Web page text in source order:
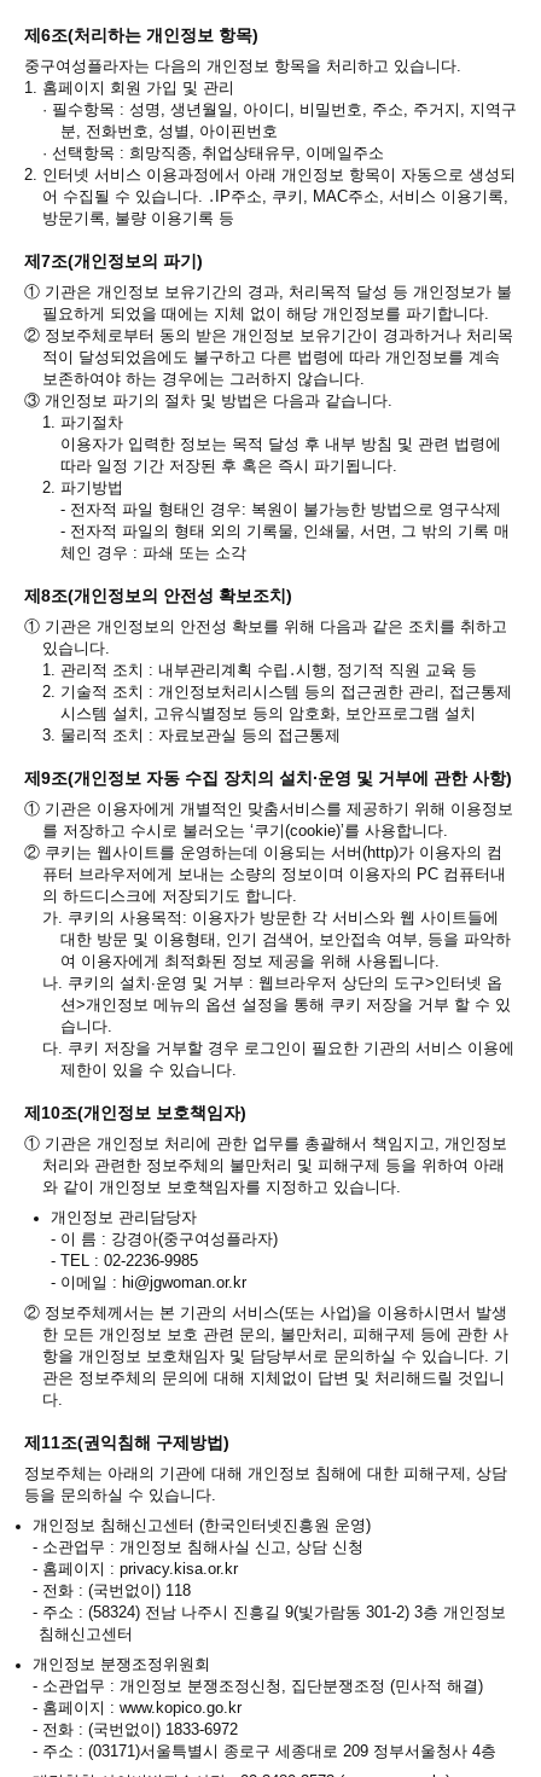
제6조(처리하는 개인정보 항목)
중구여성플라자는 다음의 개인정보 항목을 처리하고 있습니다.
1. 홈페이지 회원 가입 및 관리
· 필수항목 : 성명, 생년월일, 아이디, 비밀번호, 주소, 주거지, 지역구
분, 전화번호, 성별, 아이핀번호
· 선택항목 : 희망직종, 취업상태유무, 이메일주소
2. 인터넷 서비스 이용과정에서 아래 개인정보 항목이 자동으로 생성되
어 수집될 수 있습니다. ․IP주소, 쿠키, MAC주소, 서비스 이용기록,
방문기록, 불량 이용기록 등
제7조(개인정보의 파기)
① 기관은 개인정보 보유기간의 경과, 처리목적 달성 등 개인정보가 불
필요하게 되었을 때에는 지체 없이 해당 개인정보를 파기합니다.
② 정보주체로부터 동의 받은 개인정보 보유기간이 경과하거나 처리목
적이 달성되었음에도 불구하고 다른 법령에 따라 개인정보를 계속
보존하여야 하는 경우에는 그러하지 않습니다.
③ 개인정보 파기의 절차 및 방법은 다음과 같습니다.
1. 파기절차
이용자가 입력한 정보는 목적 달성 후 내부 방침 및 관련 법령에
따라 일정 기간 저장된 후 혹은 즉시 파기됩니다.
2. 파기방법
- 전자적 파일 형태인 경우: 복원이 불가능한 방법으로 영구삭제
- 전자적 파일의 형태 외의 기록물, 인쇄물, 서면, 그 밖의 기록 매
체인 경우 : 파쇄 또는 소각
제8조(개인정보의 안전성 확보조치)
① 기관은 개인정보의 안전성 확보를 위해 다음과 같은 조치를 취하고
있습니다.
1. 관리적 조치 : 내부관리계획 수립․시행, 정기적 직원 교육 등
2. 기술적 조치 : 개인정보처리시스템 등의 접근권한 관리, 접근통제
시스템 설치, 고유식별정보 등의 암호화, 보안프로그램 설치
3. 물리적 조치 : 자료보관실 등의 접근통제
제9조(개인정보 자동 수집 장치의 설치∙운영 및 거부에 관한 사항)
① 기관은 이용자에게 개별적인 맞춤서비스를 제공하기 위해 이용정보
를 저장하고 수시로 불러오는 ‘쿠기(cookie)’를 사용합니다.
② 쿠키는 웹사이트를 운영하는데 이용되는 서버(http)가 이용자의 컴
퓨터 브라우저에게 보내는 소량의 정보이며 이용자의 PC 컴퓨터내
의 하드디스크에 저장되기도 합니다.
가. 쿠키의 사용목적: 이용자가 방문한 각 서비스와 웹 사이트들에
대한 방문 및 이용형태, 인기 검색어, 보안접속 여부, 등을 파악하
여 이용자에게 최적화된 정보 제공을 위해 사용됩니다.
나. 쿠키의 설치∙운영 및 거부 : 웹브라우저 상단의 도구>인터넷 옵
션>개인정보 메뉴의 옵션 설정을 통해 쿠키 저장을 거부 할 수 있
습니다.
다. 쿠키 저장을 거부할 경우 로그인이 필요한 기관의 서비스 이용에
제한이 있을 수 있습니다.
제10조(개인정보 보호책임자)
① 기관은 개인정보 처리에 관한 업무를 총괄해서 책임지고, 개인정보
처리와 관련한 정보주체의 불만처리 및 피해구제 등을 위하여 아래
와 같이 개인정보 보호책임자를 지정하고 있습니다.
개인정보 관리담당자
- 이 름 : 강경아(중구여성플라자)
- TEL : 02-2236-9985
- 이메일 : hi@jgwoman.or.kr
② 정보주체께서는 본 기관의 서비스(또는 사업)을 이용하시면서 발생
한 모든 개인정보 보호 관련 문의, 불만처리, 피해구제 등에 관한 사
항을 개인정보 보호채임자 및 담당부서로 문의하실 수 있습니다. 기
관은 정보주체의 문의에 대해 지체없이 답변 및 처리해드릴 것입니
다.
제11조(권익침해 구제방법)
정보주체는 아래의 기관에 대해 개인정보 침해에 대한 피해구제, 상담
등을 문의하실 수 있습니다.
개인정보 침해신고센터 (한국인터넷진흥원 운영)
- 소관업무 : 개인정보 침해사실 신고, 상담 신청
- 홈페이지 : privacy.kisa.or.kr
- 전화 : (국번없이) 118
- 주소 : (58324) 전남 나주시 진흥길 9(빛가람동 301-2) 3층 개인정보
침해신고센터
개인정보 분쟁조정위원회
- 소관업무 : 개인정보 분쟁조정신청, 집단분쟁조정 (민사적 해결)
- 홈페이지 : www.kopico.go.kr
- 전화 : (국번없이) 1833-6972
- 주소 : (03171)서울특별시 종로구 세종대로 209 정부서울청사 4층